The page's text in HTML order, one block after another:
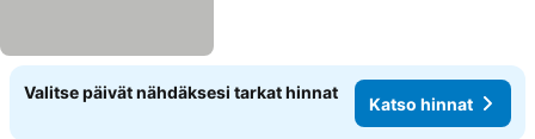
Valitse päivät nähdäksesi tarkat hinnat
Katso hinnat